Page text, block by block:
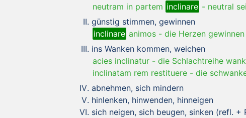
neutram in partem inclinare - neutral
günstig stimmen, gewinnen
inclinare animos - die Herzen gewinnen
ins Wanken kommen, weichen
acies inclinatur - die Schlachtreihe
inclinatam rem restituere - die
abnehmen, sich mindern
hinlenken, hinwenden, hinneigen
sich neigen, sich beugen, sinken (refl. +